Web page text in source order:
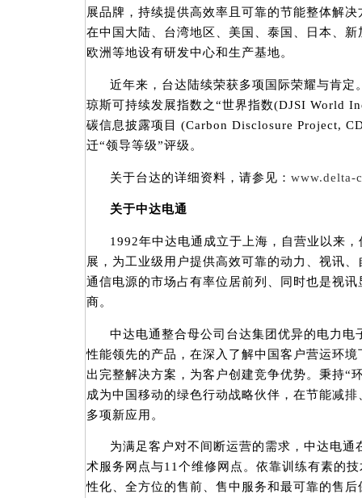
展品牌，持续提供高效率且可靠的节能整体解
在中国大陆、台湾地区、美国、泰国、日本、
欧洲等地设有研发中心和生产基地。
近年来，台达陆续荣获多项国际荣耀与肯
琼斯可持续发展指数之“世界指数(DJSI World
碳信息披露项目 (Carbon Disclosure Project,
迁“领导等级”评级。
关于台达的详细资料，请参见：www.delta-
关于中达电通
1992年中达电通成立于上海，自营业以来
展，为工业级用户提供高效可靠的动力、视讯
通信电源的市场占有率位居前列、同时也是视
商。
中达电通整合母公司台达集团优异的电力
性能领先的产品，在深入了解中国客户营运环
出完整解决方案，为客户创建竞争优势。秉持“
成为中国移动的绿色行动战略伙伴，在节能减
多项新应用。
为满足客户对不间断运营的需求，中达电
术服务网点与11个维修网点。依靠训练有素的
性化、全方位的售前、售中服务和最可靠的售后